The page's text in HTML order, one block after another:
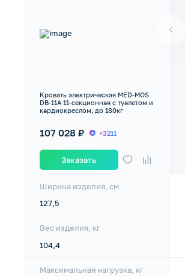
Кровать электрическая MED-MOS
DB-11А 11-секционная с туалетом и
кардиокреслом, до 180кг
107 028 ₽ +3211
Заказать
Ширина изделия, см
127,5
Вес изделия, кг
104,4
Максимальная нагрузка, кг